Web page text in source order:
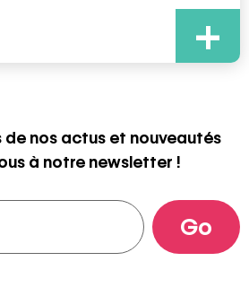
+
de nos actus et nouveautés
à notre newsletter !